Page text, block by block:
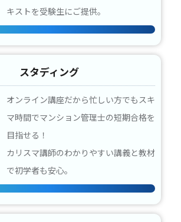
キストを受験生にご提供。
スタディング
オンライン講座だから忙しい方でもスキ
マ時間でマンション管理士の短期合格を
目指せる！
カリスマ講師のわかりやすい講義と教材
で初学者も安心。